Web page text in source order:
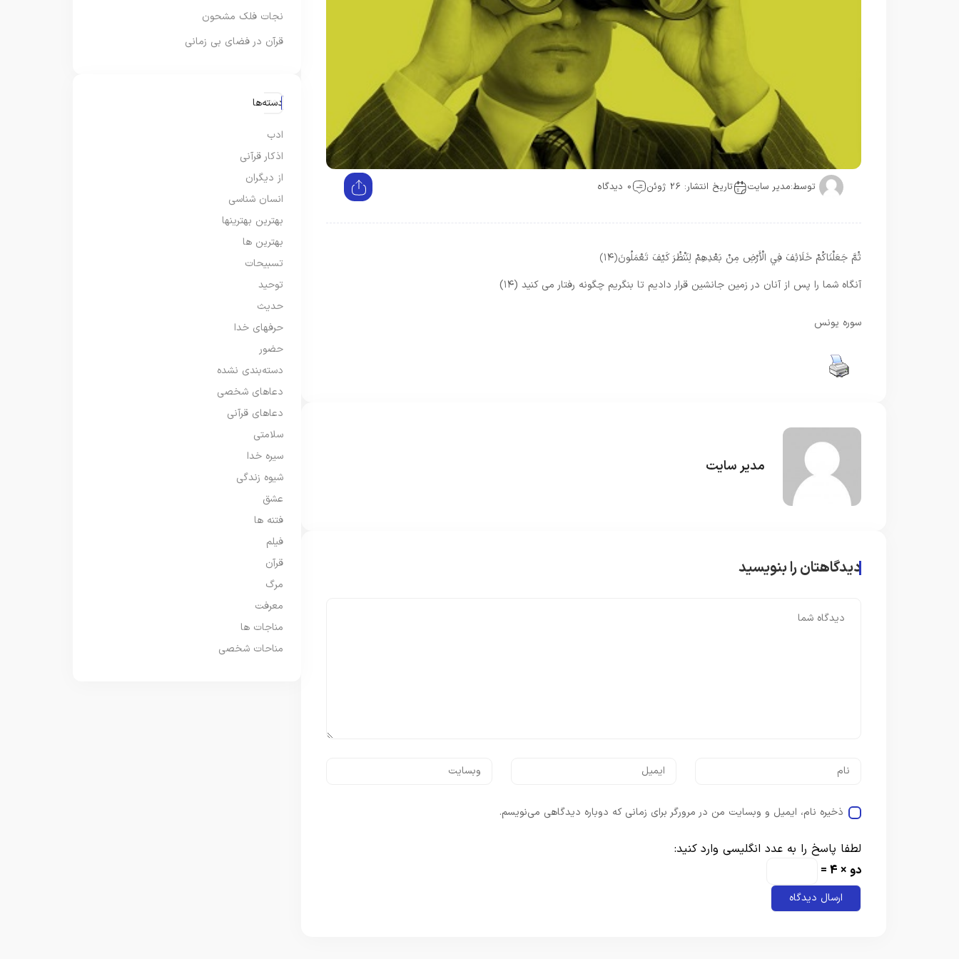
توسط:مدیر سایت تاریخ انتشار: 26 ژوئن 0 دیدگاه
ثُمَّ جَعَلْنَاكُمْ خَلَائِفَ فِي الْأَرْضِ مِنْ بَعْدِهِمْ لِنَنْظُرَ كَيْفَ تَعْمَلُونَ﴿۱۴﴾
آنگاه شما را پس از آنان در زمين جانشين قرار داديم تا بنگريم چگونه رفتار مى ‏كنيد (۱۴)
سوره یونس
مدیر سایت
دیدگاهتان را بنویسید
ذخیره نام، ایمیل و وبسایت من در مرورگر برای زمانی که دوباره دیدگاهی می‌نویسم.
لطفا پاسخ را به عدد انگلیسی وارد کنید:
دو × 4 =
نجات فلک مشحون
قرآن در فضای بی زمانی
دسته‌ها
ادب
اذکار قرآنی
از دیگران
انسان شناسی
بهترین بهترینها
بهترین ها
تسبیحات
توحید
حدیث
حرفهای خدا
حضور
دسته‌بندی نشده
دعاهای شخصی
دعاهای قرآنی
سلامتی
سیره خدا
شیوه زندگی
عشق
فتنه ها
فیلم
قرآن
مرگ
معرفت
مناجات ها
مناحات شخصی